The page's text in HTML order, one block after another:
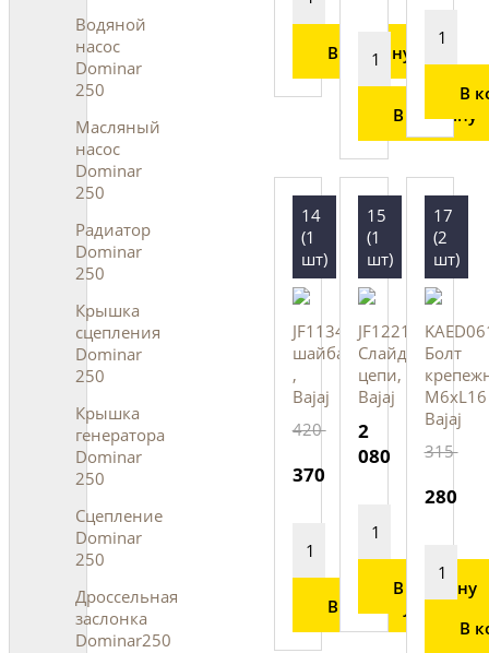
Водяной
насос
Dominar
250
Масляный
насос
Dominar
250
Радиатор
Dominar
250
Крышка
сцепления
Dominar
250
Крышка
генератора
Dominar
250
Сцепление
Dominar
250
Дроссельная
заслонка
Dominar250
В корзину
В корзину
В
14
(1
шт)
JF113423
шайба
,
Bajaj
420
370
В корзину
15
(1
шт)
JF122105
Слайдер
цепи,
Bajaj
2
080
В корзину
17
(2
шт)
Болт
М6хL16
Bajaj
315
280
В